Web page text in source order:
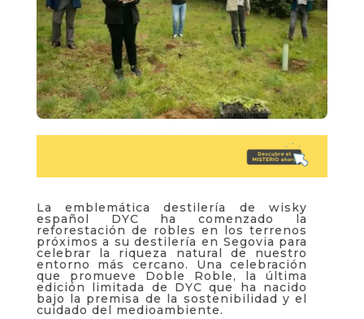
La emblemática destilería de wisky
español DYC ha comenzado la
reforestación de robles en los terrenos
próximos a su destilería en Segovia para
celebrar la riqueza natural de nuestro
entorno más cercano. Una celebración
que promueve Doble Roble, la última
edición limitada de DYC que ha nacido
bajo la premisa de la sostenibilidad y el
cuidado del medioambiente.